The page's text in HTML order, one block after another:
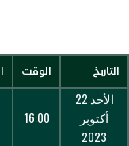
التاريخ الوقت
الأحد 22
أكتوبر
2023
16:00